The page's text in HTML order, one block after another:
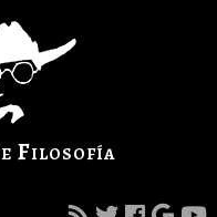
Filosofía